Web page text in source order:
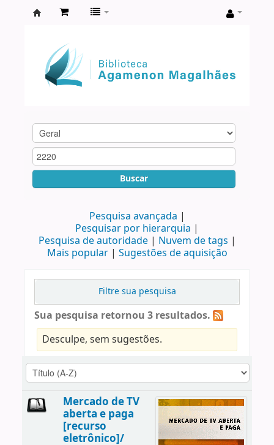
Agamenon
Magalhães
Buscar
Pesquisa avançada
Pesquisar por hierarquia
Pesquisa de autoridade
Nuvem de tags
Mais popular
Sugestões de aquisição
Filtre sua pesquisa
Sua pesquisa retornou 3 resultados.
Desculpe, sem sugestões.
Mercado de TV
aberta e paga
[recurso
eletrônico]/